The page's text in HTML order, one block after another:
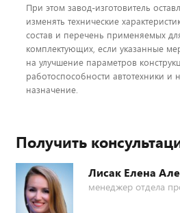
При этом завод-изготовитель
изменять технические
состав и перечень применяемых
комплектующих, если указанные
на улучшение параметров
работоспособности автотехники и
назначение.
Получить
Лисак Елена
менеджер отдела